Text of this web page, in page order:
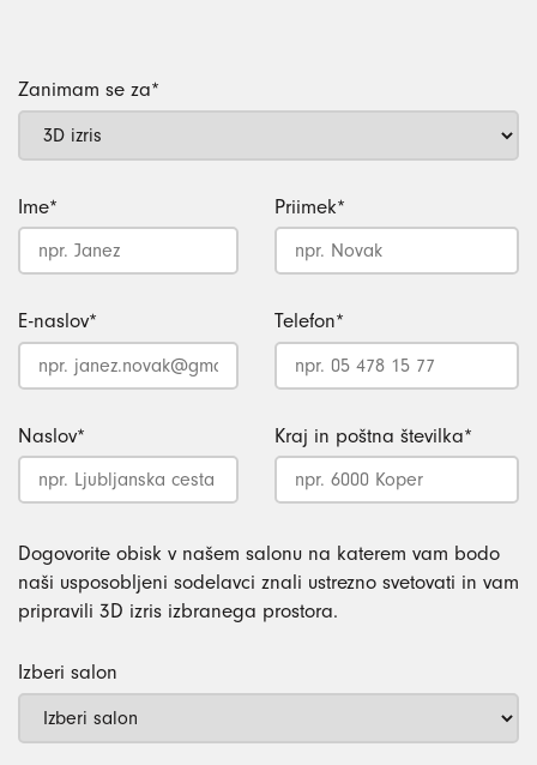
Zanimam se za*
Ime* Priimek*
E-naslov* Telefon*
Naslov* Kraj in poštna številka*
Dogovorite obisk v našem salonu na katerem vam bodo
naši usposobljeni sodelavci znali ustrezno svetovati in vam
pripravili 3D izris izbranega prostora.
Izberi salon